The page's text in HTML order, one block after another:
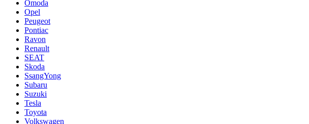
Omoda
Opel
Peugeot
Pontiac
Ravon
Renault
SEAT
Skoda
SsangYong
Subaru
Suzuki
Tesla
Toyota
Volkswagen